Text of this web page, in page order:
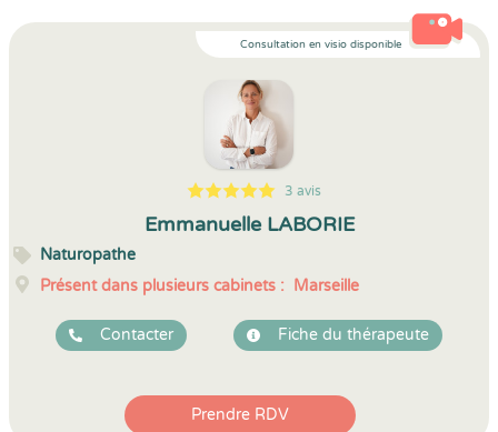
Consultation en visio disponible
5
1
5
3 3 avis
Emmanuelle LABORIE
Naturopathe
Présent dans plusieurs cabinets : Marseille
Contacter Fiche du thérapeute
Prendre RDV